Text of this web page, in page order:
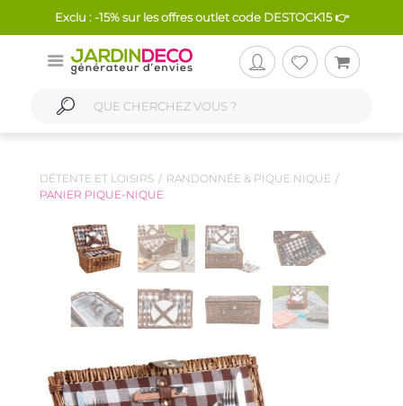
Exclu : -15% sur les offres outlet code DESTOCK15 👉
DÉTENTE ET LOISIRS
RANDONNÉE & PIQUE NIQUE
PANIER PIQUE-NIQUE